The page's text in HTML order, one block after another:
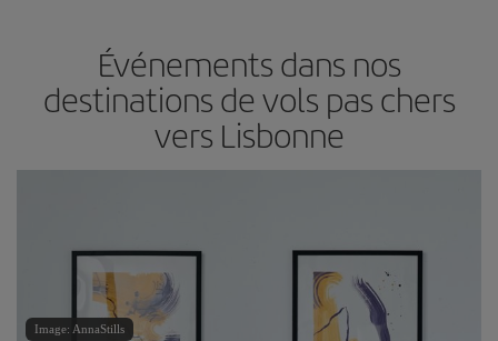
Événements dans nos
destinations de vols pas chers
vers Lisbonne
Image: AnnaStills